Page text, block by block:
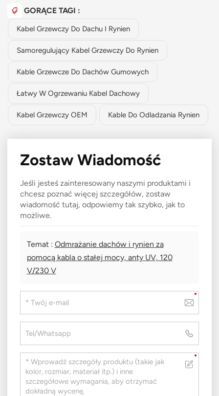
GORĄCE TAGI :
Kabel Grzewczy Do Dachu I Rynien
Samoregulujący Kabel Grzewczy Do Rynien
Kable Grzewcze Do Dachów Gumowych
Łatwy W Ogrzewaniu Kabel Dachowy
Kabel Grzewczy OEM Kable Do Odladzania Rynien
Zostaw Wiadomość
Jeśli jesteś zainteresowany naszymi produktami i
chcesz poznać więcej szczegółów, zostaw
wiadomość tutaj, odpowiemy tak szybko, jak to
możliwe.
Temat : Odmrażanie dachów i rynien za
pomocą kabla o stałej mocy, anty UV, 120
V/230 V